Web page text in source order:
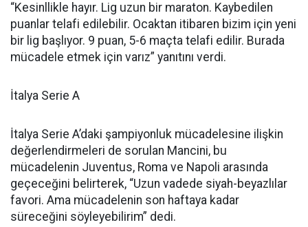
“Kesinllikle hayır. Lig uzun bir maraton. Kaybedilen
puanlar telafi edilebilir. Ocaktan itibaren bizim için yeni
bir lig başlıyor. 9 puan, 5-6 maçta telafi edilir. Burada
mücadele etmek için varız” yanıtını verdi.
İtalya Serie A
İtalya Serie A’daki şampiyonluk mücadelesine ilişkin
değerlendirmeleri de sorulan Mancini, bu
mücadelenin Juventus, Roma ve Napoli arasında
geçeceğini belirterek, “Uzun vadede siyah-beyazlılar
favori. Ama mücadelenin son haftaya kadar
süreceğini söyleyebilirim” dedi.